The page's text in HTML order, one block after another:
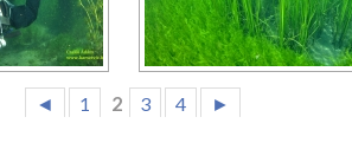
◄ 1 2 3 4 ►